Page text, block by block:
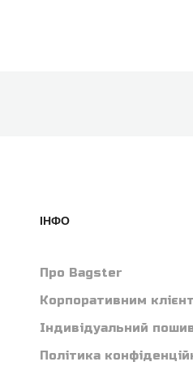
ІНФО
Про Bagster
Корпоративним
Індивідуальний
Політика